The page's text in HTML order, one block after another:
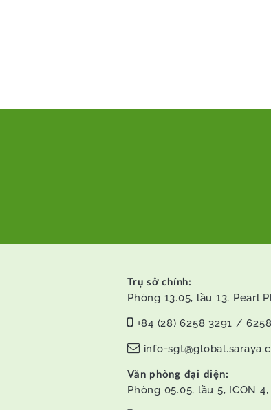
Trụ sở chính:
Phòng 13.05, lầu 13, Pearl
+84 (28) 6258 3291 /
info-
Văn phòng đại diện:
Phòng 05.05, lầu 5, ICON